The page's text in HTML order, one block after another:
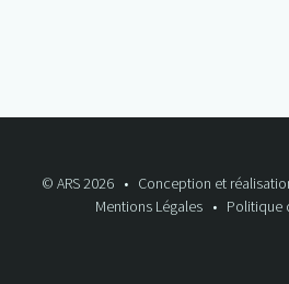
© ARS 2026
Conception et
Mentions Légales
Politique